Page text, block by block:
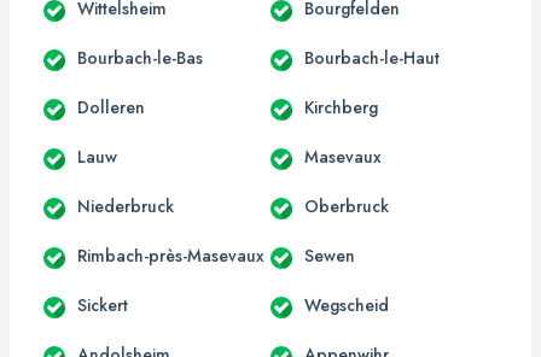
Wittelsheim Bourgfelden
Bourbach-le-Bas Bourbach-le-Haut
Dolleren Kirchberg
Lauw Masevaux
Niederbruck Oberbruck
Rimbach-près-Masevaux Sewen
Sickert Wegscheid